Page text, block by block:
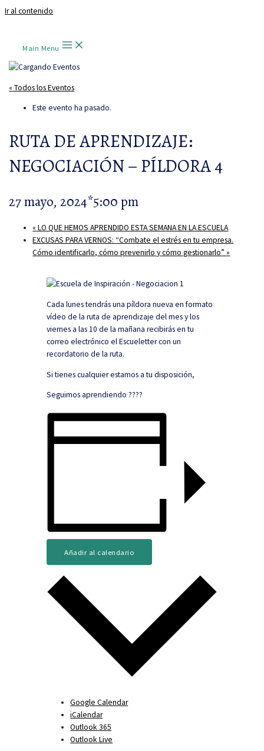
Ir al contenido
Main Menu
« Todos los Eventos
Este evento ha pasado.
RUTA DE APRENDIZAJE:
NEGOCIACIÓN – PÍLDORA 4
27 mayo, 2024*5:00 pm
«LO QUE HEMOS APRENDIDO ESTA SEMANA EN LA ESCUELA
EXCUSAS PARA VERNOS: “Combate el estrés en tu empresa.
Cómo identificarlo, cómo prevenirlo y cómo gestionarlo”»
Cada lunes tendrás una píldora nueva en formato
vídeo de la ruta de aprendizaje del mes y los
viernes a las 10 de la mañana recibirás en tu
correo electrónico el Escueletter con un
recordatorio de la ruta.
Si tienes cualquier estamos a tu disposición,
Seguimos aprendiendo ????
Añadir al calendario
Google Calendar
iCalendar
Outlook 365
Outlook Live